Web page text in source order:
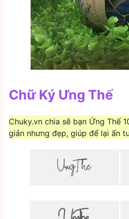
Chữ Ký Ưng Thế
Chuky.vn chia sẽ bạn Ứng Thế
giản nhưng đẹp, giúp để lại ấn